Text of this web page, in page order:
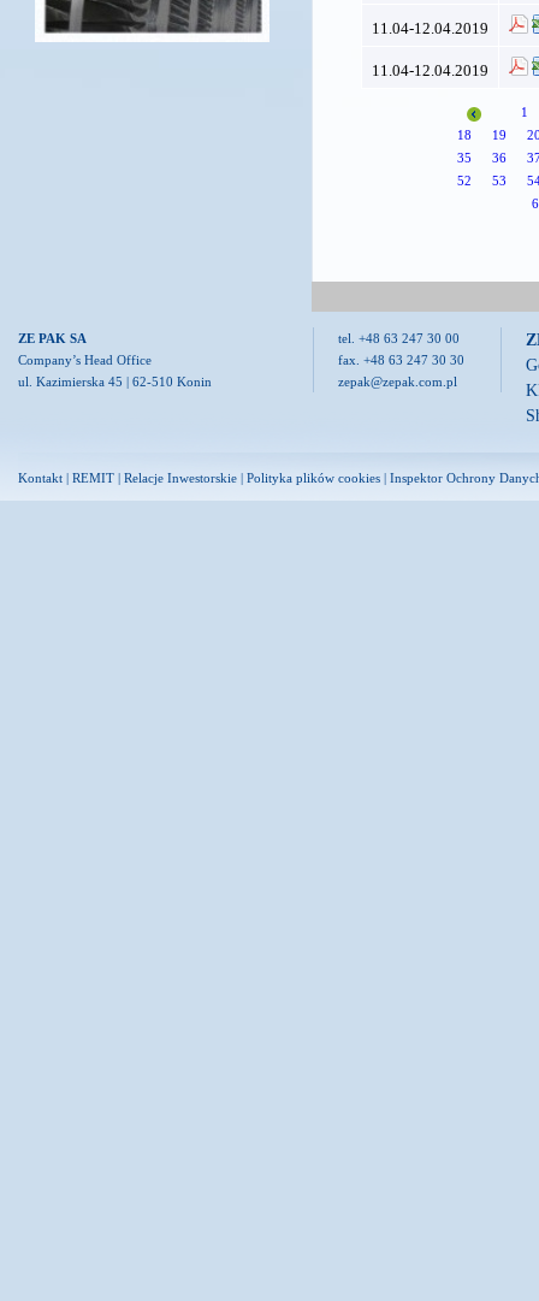
11.04-12.04.2019
11.04-12.04.2019
1
18
19
35
36
52
53
ZE PAK SA
Company’s Head Office
ul. Kazimierska 45 | 62-510 Konin
tel. +48 63 247 30 00
fax. +48 63 247 30 30
zepak@zepak.com.pl
Kontakt | REMIT | Relacje Inwestorskie | Polityka plików cookies | Inspektor Ochrony